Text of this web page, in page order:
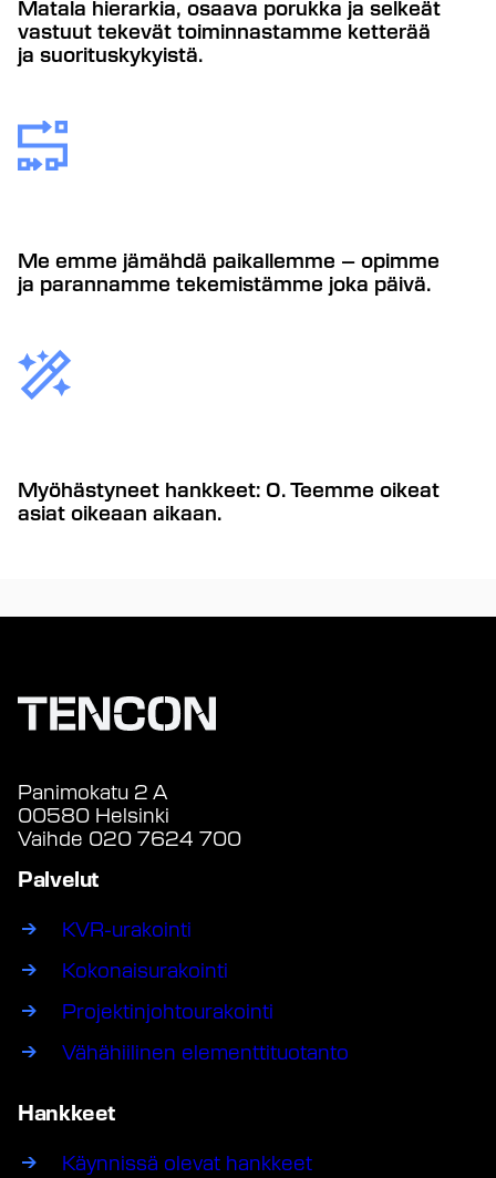
Matala hierarkia, osaava porukka ja selkeät
vastuut tekevät toiminnastamme ketterää
ja suorituskykyistä.
Me emme jämähdä paikallemme – opimme
ja parannamme tekemistämme joka päivä.
Myöhästyneet hankkeet: 0. Teemme oikeat
asiat oikeaan aikaan.
Panimokatu 2 A
00580 Helsinki
Vaihde 020 7624 700
Palvelut
KVR-urakointi
Kokonaisurakointi
Projektinjohtourakointi
Vähähiilinen elementtituotanto
Hankkeet
Käynnissä olevat hankkeet